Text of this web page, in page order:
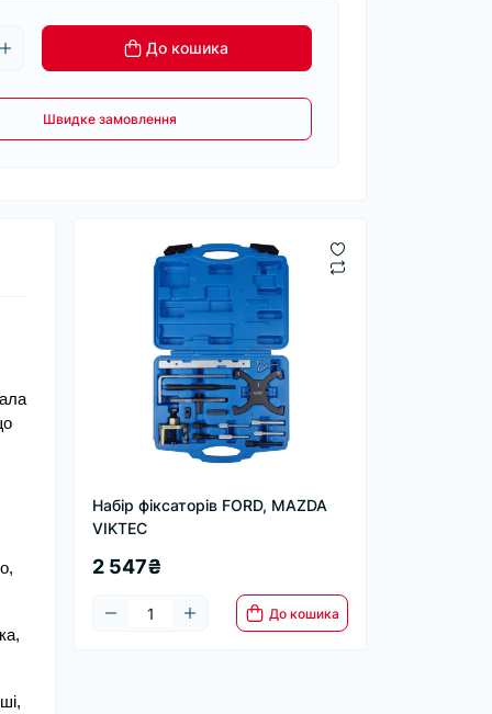
До кошика
Швидке замовлення
Набір фіксаторів FORD, MAZDA
VIKTEC
2 547₴
До кошика